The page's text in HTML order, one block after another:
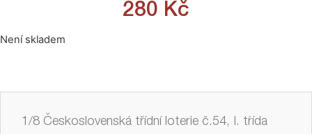
280 Kč
Není skladem
1/8 Československá třídní loterie č.54, I. tŕída